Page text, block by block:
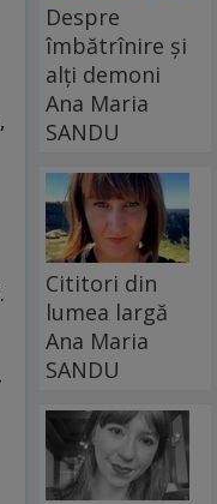
Despre
îmbătrînire și
alți demoni
Ana Maria
SANDU
Cititori din
lumea largă
Ana Maria
SANDU